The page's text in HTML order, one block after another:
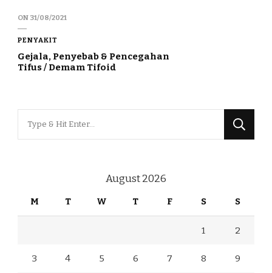
ON 31/08/2021
PENYAKIT
Gejala, Penyebab & Pencegahan
Tifus / Demam Tifoid
August 2026
M T W T F S S
1 2
3 4 5 6 7 8 9